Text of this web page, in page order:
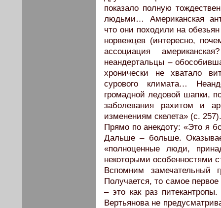
показало полную
людьми… Американская
что они походили на
норвежцев (интересно,
ассоциация
неандертальцы –
хронически не хватало
сурового климата…
громадной ледовой шапки,
заболевания рахитом и
изменениям скелета» (с. 257).
Прямо по анекдоту: «Это я
Дальше – больше.
«полноценные люди,
некоторыми особенностями
Вспомним замечательный
Получается, то самое
– это как раз
Вертьянова не